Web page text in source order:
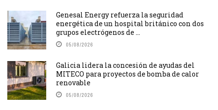
Genesal Energy refuerza la seguridad
energética de un hospital británico con dos
grupos electrógenos de ...
05/08/2026
Galicia lidera la concesión de ayudas del
MITECO para proyectos de bomba de calor
renovable
05/08/2026